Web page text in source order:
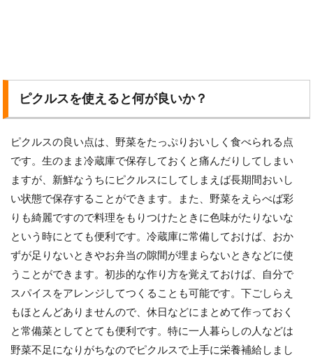
ピクルスを使えると何が良いか？
ピクルスの良い点は、野菜をたっぷりおいしく食べられる点
です。生のまま冷蔵庫で保存しておくと痛んだりしてしまい
ますが、新鮮なうちにピクルスにしてしまえば長期間おいし
い状態で保存することができます。また、野菜をえらべば彩
りも綺麗ですので料理をもりつけたときに色味がたりないな
という時にとても便利です。冷蔵庫に常備しておけば、おか
ずが足りないときやお弁当の隙間が埋まらないときなどに使
うことができます。初歩的な作り方を覚えておけば、自分で
スパイスをアレンジしてつくることも可能です。下ごしらえ
もほとんどありませんので、休日などにまとめて作っておく
と常備菜としてとても便利です。特に一人暮らしの人などは
野菜不足になりがちなのでピクルスで上手に栄養補給しまし